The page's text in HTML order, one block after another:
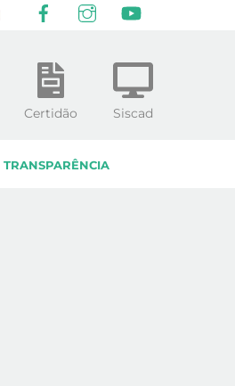
TRANSPARÊNCIA
Certidão Siscad